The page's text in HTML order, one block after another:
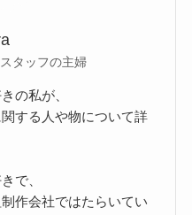
タッフの主婦
の私が、
する人や物について詳
で、
作会社ではたらいてい